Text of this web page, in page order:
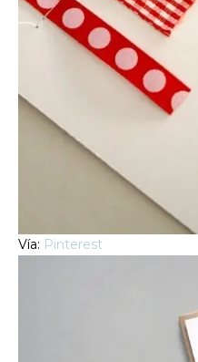
Vía: Pinterest